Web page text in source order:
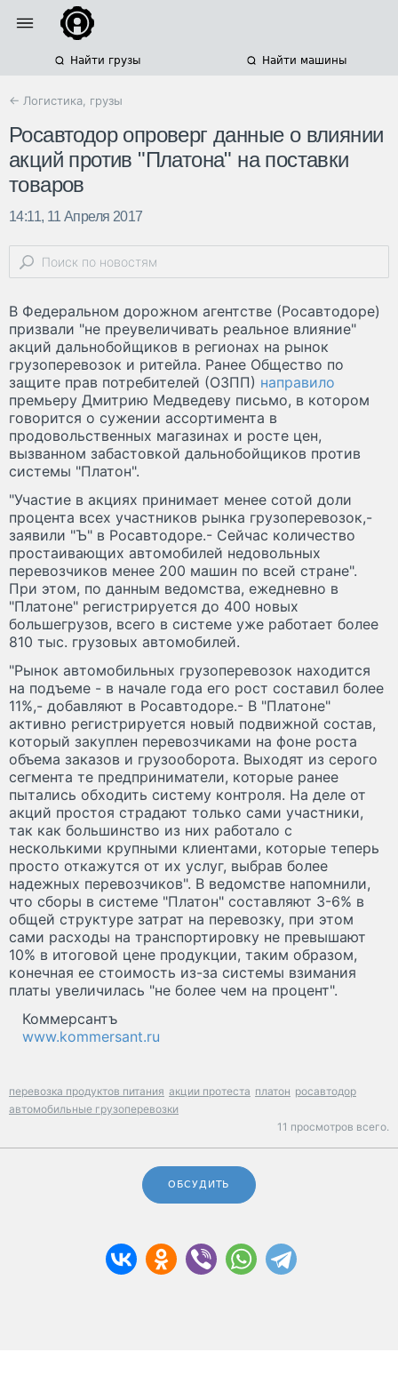
Найти грузы Найти машины
← Логистика, грузы
Росавтодор опроверг данные о влиянии
акций против "Платона" на поставки
товаров
14:11, 11 Апреля 2017
В Федеральном дорожном агентстве (Росавтодоре)
призвали "не преувеличивать реальное влияние"
акций дальнобойщиков в регионах на рынок
грузоперевозок и ритейла. Ранее Общество по
защите прав потребителей (ОЗПП) направило
премьеру Дмитрию Медведеву письмо, в котором
говорится о сужении ассортимента в
продовольственных магазинах и росте цен,
вызванном забастовкой дальнобойщиков против
системы "Платон".
"Участие в акциях принимает менее сотой доли
процента всех участников рынка грузоперевозок,-
заявили "Ъ" в Росавтодоре.- Сейчас количество
простаивающих автомобилей недовольных
перевозчиков менее 200 машин по всей стране".
При этом, по данным ведомства, ежедневно в
"Платоне" регистрируется до 400 новых
большегрузов, всего в системе уже работает более
810 тыс. грузовых автомобилей.
"Рынок автомобильных грузоперевозок находится
на подъеме - в начале года его рост составил более
11%,- добавляют в Росавтодоре.- В "Платоне"
активно регистрируется новый подвижной состав,
который закуплен перевозчиками на фоне роста
объема заказов и грузооборота. Выходят из серого
сегмента те предприниматели, которые ранее
пытались обходить систему контроля. На деле от
акций простоя страдают только сами участники,
так как большинство из них работало с
несколькими крупными клиентами, которые теперь
просто откажутся от их услуг, выбрав более
надежных перевозчиков". В ведомстве напомнили,
что сборы в системе "Платон" составляют 3-6% в
общей структуре затрат на перевозку, при этом
сами расходы на транспортировку не превышают
10% в итоговой цене продукции, таким образом,
конечная ее стоимость из-за системы взимания
платы увеличилась "не более чем на процент".
Коммерсантъ
www.kommersant.ru
перевозка продуктов питания акции протеста платон росавтодор
автомобильные грузоперевозки
11 просмотров всего.
ОБСУДИТЬ